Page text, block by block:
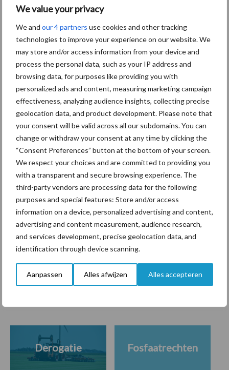
We value your privacy
We and our 4 partners use cookies and other tracking
technologies to improve your experience on our website. We
may store and/or access information from your device and
process the personal data, such as your IP address and
browsing data, for purposes like providing you with
personalized ads and content, measuring marketing campaign
effectiveness, analyzing audience insights, collecting precise
geolocation data, and product development. Please note that
your consent will be valid across all our subdomains. You can
change or withdraw your consent at any time by clicking the
“Consent Preferences” button at the bottom of your screen.
We respect your choices and are committed to providing you
with a transparent and secure browsing experience. The
third-party vendors are processing data for the following
purposes and special features: Store and/or access
information on a device, personalized advertising and content,
advertising and content measurement, audience research,
and services development, precise geolocation data, and
identification through device scanning.
Aanpassen Alles afwijzen Alles accepteren
Aanbevolen voor jou!
Jaarverslag 2025 Royal A-
ware: omzet groeit,
nettoresultaat daalt
Machines en werktuigen
gewild doelwit criminelen
Grondstoffenmarkt blijft
grillig: droogte en
geopolitiek houden handel
in de greep
Themapagina's
Diergezondheid Bemesting Fokkerij
Derogatie Fosfaatrechten